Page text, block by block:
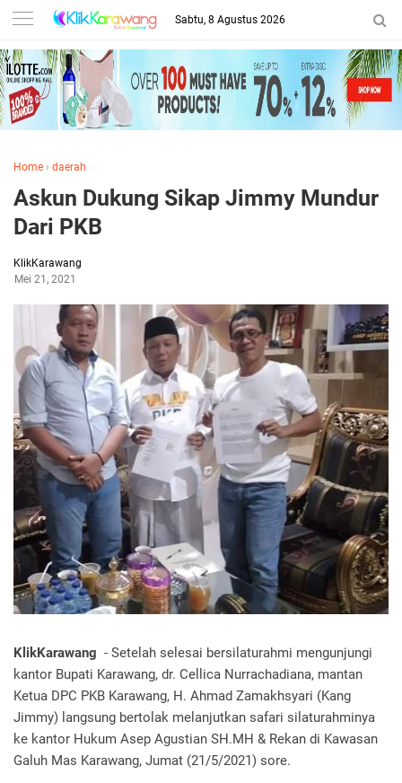
Sabtu, 8 Agustus 2026
Home › daerah
Askun Dukung Sikap Jimmy Mundur
Dari PKB
KlikKarawang
Mei 21, 2021
KlikKarawang - Setelah selesai bersilaturahmi mengunjungi
kantor Bupati Karawang, dr. Cellica Nurrachadiana, mantan
Ketua DPC PKB Karawang, H. Ahmad Zamakhsyari (Kang
Jimmy) langsung bertolak melanjutkan safari silaturahminya
ke kantor Hukum Asep Agustian SH.MH & Rekan di Kawasan
Galuh Mas Karawang, Jumat (21/5/2021) sore.